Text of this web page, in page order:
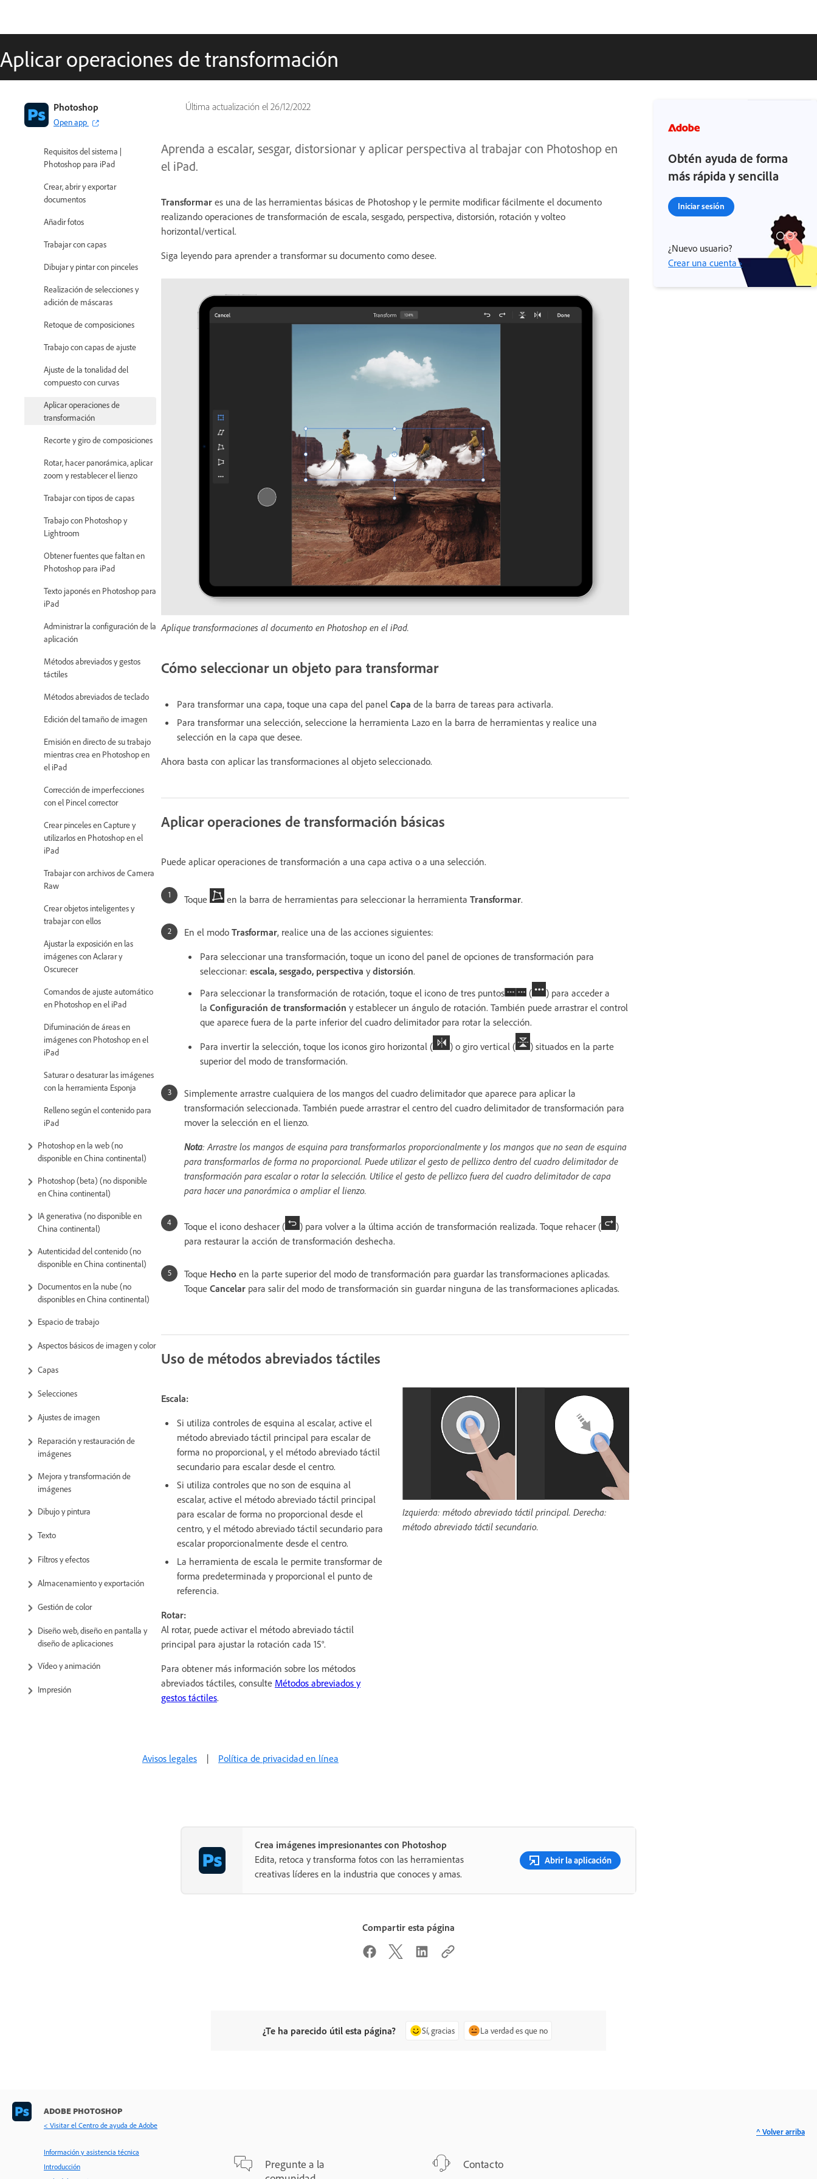
Aplicar operaciones de transformación
Última actualización el 26/12/2022
Photoshop
Open app
disponible en China continental)
Photoshop en el iPad | Preguntas
Familiarícese con el espacio de
trabajo
Requisitos del sistema |
Photoshop para iPad
Crear, abrir y exportar
documentos
Añadir fotos
Trabajar con capas
Dibujar y pintar con pinceles
Realización de selecciones y
adición de máscaras
Retoque de composiciones
Trabajo con capas de ajuste
Ajuste de la tonalidad del
compuesto con curvas
Aplicar operaciones de
transformación
Recorte y giro de composiciones
Rotar, hacer panorámica, aplicar
zoom y restablecer el lienzo
Trabajar con tipos de capas
Trabajo con Photoshop y
Lightroom
Obtener fuentes que faltan en
Photoshop para iPad
Texto japonés en Photoshop para
iPad
Administrar la configuración de la
aplicación
Métodos abreviados y gestos
táctiles
Métodos abreviados de teclado
Edición del tamaño de imagen
Emisión en directo de su trabajo
mientras crea en Photoshop en
el iPad
Corrección de imperfecciones
con el Pincel corrector
Crear pinceles en Capture y
utilizarlos en Photoshop en el
iPad
Trabajar con archivos de Camera
Raw
Crear objetos inteligentes y
trabajar con ellos
Ajustar la exposición en las
imágenes con Aclarar y
Oscurecer
Comandos de ajuste automático
en Photoshop en el iPad
Difuminación de áreas en
imágenes con Photoshop en el
iPad
Saturar o desaturar las imágenes
con la herramienta Esponja
Relleno según el contenido para
iPad
Photoshop en la web (no
disponible en China continental)
Photoshop (beta) (no disponible
en China continental)
IA generativa (no disponible en
China continental)
Autenticidad del contenido (no
disponible en China continental)
Documentos en la nube (no
disponibles en China continental)
Espacio de trabajo
Aspectos básicos de imagen y color
Capas
Selecciones
Ajustes de imagen
Reparación y restauración de
imágenes
Mejora y transformación de
imágenes
Dibujo y pintura
Texto
Filtros y efectos
Almacenamiento y exportación
Gestión de color
Diseño web, diseño en pantalla y
diseño de aplicaciones
Vídeo y animación
Impresión
Aprenda a escalar, sesgar, distorsionar y aplicar perspectiva al trabajar con Photoshop en
el iPad.
Transformar es una de las herramientas básicas de Photoshop y le permite modificar fácilmente el documento
realizando operaciones de transformación de escala, sesgado, perspectiva, distorsión, rotación y volteo
horizontal/vertical.
Siga leyendo para aprender a transformar su documento como desee.
Aplique transformaciones al documento en Photoshop en el iPad.
Cómo seleccionar un objeto para transformar
Para transformar una capa, toque una capa del panel Capa de la barra de tareas para activarla.
Para transformar una selección, seleccione la herramienta Lazo en la barra de herramientas y realice una
selección en la capa que desee.
Ahora basta con aplicar las transformaciones al objeto seleccionado.
Aplicar operaciones de transformación básicas
Puede aplicar operaciones de transformación a una capa activa o a una selección.
Toque en la barra de herramientas para seleccionar la herramienta Transformar.
En el modo Trasformar, realice una de las acciones siguientes:
Para seleccionar una transformación, toque un icono del panel de opciones de transformación para
seleccionar: escala, sesgado, perspectiva y distorsión.
Para seleccionar la transformación de rotación, toque el icono de tres puntos
(
) para acceder a
la Configuración de transformación y establecer un ángulo de rotación. También puede arrastrar el control
que aparece fuera de la parte inferior del cuadro delimitador para rotar la selección.
Para invertir la selección, toque los iconos giro horizontal (
) o giro vertical (
) situados en la parte
superior del modo de transformación.
Simplemente arrastre cualquiera de los mangos del cuadro delimitador que aparece para aplicar la
transformación seleccionada. También puede arrastrar el centro del cuadro delimitador de transformación para
mover la selección en el lienzo.
Nota: Arrastre los mangos de esquina para transformarlos proporcionalmente y los mangos que no sean de esquina
para transformarlos de forma no proporcional. Puede utilizar el gesto de pellizco dentro del cuadro delimitador de
transformación para escalar o rotar la selección. Utilice el gesto de pellizco fuera del cuadro delimitador de capa
para hacer una panorámica o ampliar el lienzo.
Toque el icono deshacer ( ) para volver a la última acción de transformación realizada. Toque rehacer (
)
para restaurar la acción de transformación deshecha.
Toque Hecho en la parte superior del modo de transformación para guardar las transformaciones aplicadas.
Toque Cancelar para salir del modo de transformación sin guardar ninguna de las transformaciones aplicadas.
Uso de métodos abreviados táctiles
Izquierda: método abreviado táctil principal. Derecha:
método abreviado táctil secundario.
Escala:
Si utiliza controles de esquina al escalar, active el
método abreviado táctil principal para escalar de
forma no proporcional, y el método abreviado táctil
secundario para escalar desde el centro.
Si utiliza controles que no son de esquina al
escalar, active el método abreviado táctil principal
para escalar de forma no proporcional desde el
centro, y el método abreviado táctil secundario para
escalar proporcionalmente desde el centro.
La herramienta de escala le permite transformar de
forma predeterminada y proporcional el punto de
referencia.
Rotar:
Al rotar, puede activar el método abreviado táctil
principal para ajustar la rotación cada 15°.
Para obtener más información sobre los métodos
abreviados táctiles, consulte Métodos abreviados y
gestos táctiles.
Obtén ayuda de forma
más rápida y sencilla
Iniciar sesión
¿Nuevo usuario?
Crear una cuenta ›
Avisos legales | Política de privacidad en línea
Crea imágenes impresionantes con Photoshop
Edita, retoca y transforma fotos con las herramientas
creativas líderes en la industria que conoces y amas.
Abrir la aplicación
Compartir esta página
¿Te ha parecido útil esta página? Sí, gracias La verdad es que no
ADOBE PHOTOSHOP
< Visitar el Centro de ayuda de Adobe
Información y asistencia técnica
Introducción
Pregunte a la
Contacto
^ Volver arriba